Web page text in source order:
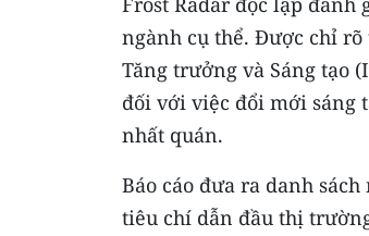
ngành cụ thể. Được chỉ rõ
Tăng trưởng và Sáng tạo
đối với việc đổi mới sáng
nhất quán.
Báo cáo đưa ra danh
tiêu chí dẫn đầu thị